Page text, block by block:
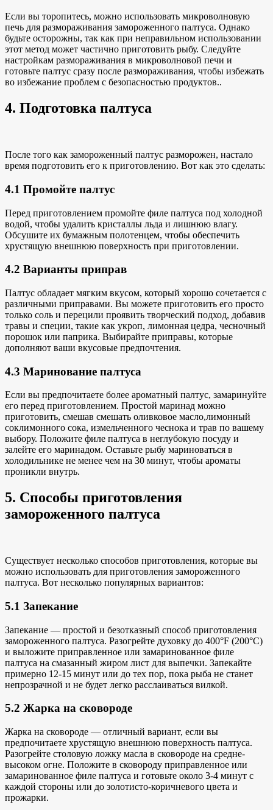
Если вы торопитесь, можно использовать микроволновую
печь для размораживания замороженного палтуса. Однако
будьте осторожны, так как при неправильном использовании
этот метод может частично приготовить рыбу. Следуйте
настройкам размораживания в микроволновой печи и
готовьте палтус сразу после размораживания, чтобы избежать
во избежание проблем с безопасностью продуктов..
4. Подготовка палтуса
После того как замороженный палтус разморожен, настало
время подготовить его к приготовлению. Вот как это сделать:
4.1 Промойте палтус
Перед приготовлением промойте филе палтуса под холодной
водой, чтобы удалить кристаллы льда и лишнюю влагу.
Обсушите их бумажным полотенцем, чтобы обеспечить
хрустящую внешнюю поверхность при приготовлении.
4.2 Варианты приправ
Палтус обладает мягким вкусом, который хорошо сочетается с
различными приправами. Вы можете приготовить его просто
только соль и перецили проявить творческий подход, добавив
травы и специи, такие как укроп, лимонная цедра, чесночный
порошок или паприка. Выбирайте приправы, которые
дополняют ваши вкусовые предпочтения.
4.3 Маринование палтуса
Если вы предпочитаете более ароматный палтус, замаринуйте
его перед приготовлением. Простой маринад можно
приготовить, смешав смешать оливковое масло,лимонный
соклимонного сока, измельченного чеснока и трав по вашему
выбору. Положите филе палтуса в неглубокую посуду и
залейте его маринадом. Оставьте рыбу мариноваться в
холодильнике не менее чем на 30 минут, чтобы ароматы
проникли внутрь.
5. Способы приготовления
замороженного палтуса
Существует несколько способов приготовления, которые вы
можно использовать для приготовления замороженного
палтуса. Вот несколько популярных вариантов:
5.1 Запекание
Запекание — простой и безотказный способ приготовления
замороженного палтуса. Разогрейте духовку до 400°F (200°C)
и выложите приправленное или замаринованное филе
палтуса на смазанный жиром лист для выпечки. Запекайте
примерно 12-15 минут или до тех пор, пока рыба не станет
непрозрачной и не будет легко расслаиваться вилкой.
5.2 Жарка на сковороде
Жарка на сковороде — отличный вариант, если вы
предпочитаете хрустящую внешнюю поверхность палтуса.
Разогрейте столовую ложку масла в сковороде на средне-
высоком огне. Положите в сковороду приправленное или
замаринованное филе палтуса и готовьте около 3-4 минут с
каждой стороны или до золотисто-коричневого цвета и
прожарки.